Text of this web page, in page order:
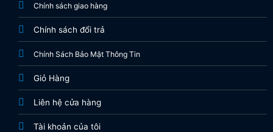
Chính sách giao hàng
Chính sách đổi trả
Chính Sách Bảo Mật Thông Tin
Giỏ Hàng
Liên hệ cửa hàng
Tài khoản của tôi